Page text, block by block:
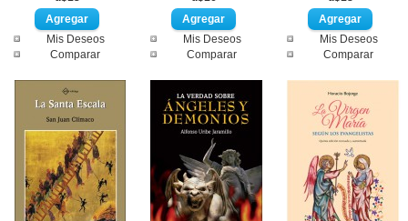
Mis Deseos
Comparar
Mis Deseos
Comparar
Mis Deseos
Comparar